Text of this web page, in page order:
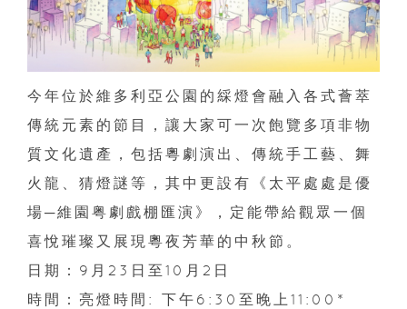
今年位於維多利亞公園的綵燈會融入各式薈萃
傳統元素的節目，讓大家可一次飽覽多項非物
質文化遺產，包括粵劇演出、傳統手工藝、舞
火龍、猜燈謎等，其中更設有《太平處處是優
場─維園粤劇戲棚匯演》，定能帶給觀眾一個
喜悅璀璨又展現粵夜芳華的中秋節。
日期：9月23日至10月2日
時間：亮燈時間: 下午6:30至晚上11:00*